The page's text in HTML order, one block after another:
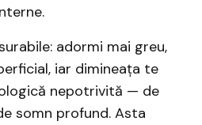
adormi mai greu,
iar dimineața te
nepotrivită — de
somn profund. Asta